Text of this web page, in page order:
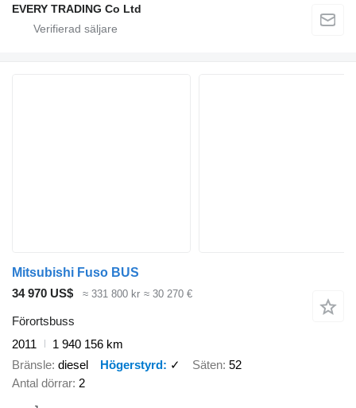
EVERY TRADING Co Ltd
Mitsubishi Fuso BUS
34 970 US$
≈ 331 800 kr ≈ 30 270 €
Förortsbuss
2011
1 940 156 km
Bränsle diesel Högerstyrd ✓ Säten 52
Antal dörrar 2